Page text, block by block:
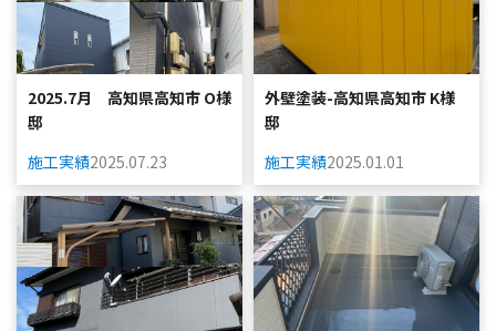
2025.7月 高知県高知市 O様
邸
施工実績2025.07.23
外壁塗装-高知県高知市 K様
邸
施工実績2025.01.01